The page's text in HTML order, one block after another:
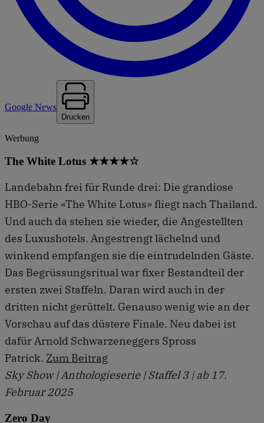
Google News
Drucken
Werbung
The White Lotus ★★★★☆
Landebahn frei für Runde drei: Die grandiose
HBO-Serie «The White Lotus» fliegt nach Thailand.
Und auch da stehen sie wieder, die Angestellten
des Luxushotels. Angestrengt lächelnd und
winkend empfangen sie die eintrudelnden Gäste.
Das Begrüssungsritual war fixer Bestandteil der
ersten zwei Staffeln. Daran wird auch in der
dritten nicht gerüttelt. Genauso wenig wie an der
Vorschau auf das düstere Finale. Neu dabei ist
dafür Arnold Schwarzeneggers Spross
Patrick. Zum Beitrag
Sky Show | Anthologieserie | Staffel 3 | ab 17.
Februar 2025
Zero Day